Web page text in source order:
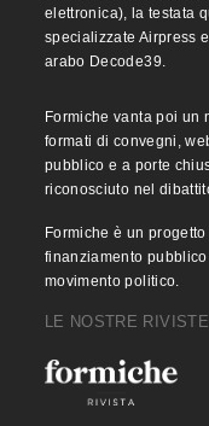
elettronica), la testata
specializzate Airpress
arabo Decode39.
Formiche vanta poi un
formati di convegni,
pubblico e a porte
riconosciuto nel
Formiche è un
finanziamento
movimento politico.
LE NOSTRE RIVISTE